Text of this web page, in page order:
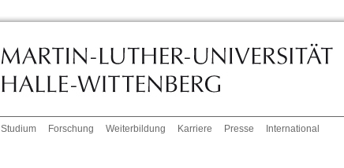
Studium Forschung Weiterbildung Karriere Presse International